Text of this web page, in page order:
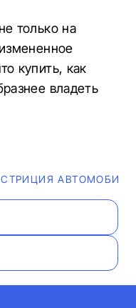
только на
купить, как
владеть
АВТОМОБИЛЯ